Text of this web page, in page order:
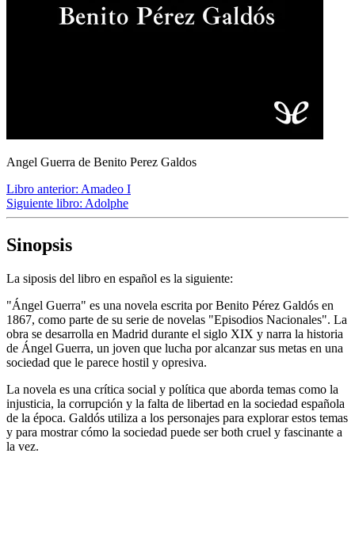
Angel Guerra de Benito Perez Galdos
Libro anterior: Amadeo I
Siguiente libro: Adolphe
Sinopsis
La siposis del libro en español es la siguiente:
"Ángel Guerra" es una novela escrita por Benito Pérez Galdós en
1867, como parte de su serie de novelas "Episodios Nacionales". La
obra se desarrolla en Madrid durante el siglo XIX y narra la historia
de Ángel Guerra, un joven que lucha por alcanzar sus metas en una
sociedad que le parece hostil y opresiva.
La novela es una crítica social y política que aborda temas como la
injusticia, la corrupción y la falta de libertad en la sociedad española
de la época. Galdós utiliza a los personajes para explorar estos temas
y para mostrar cómo la sociedad puede ser both cruel y fascinante a
la vez.